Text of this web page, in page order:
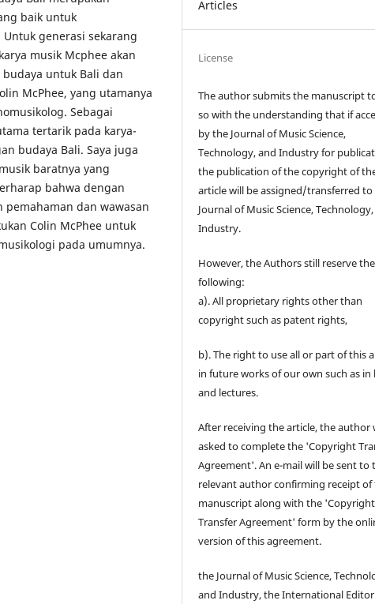
baik untuk
generasi sekarang
musik Mcphee akan
untuk Bali dan
McPhee, yang utamanya
Sebagai
tertarik pada karya-
budaya Bali. Saya juga
baratnya yang
bahwa dengan
dan wawasan
Colin McPhee untuk
pada umumnya.
Articles
License
The author submits the manuscript
so with the understanding that if
by the Journal of Music Science,
Technology, and Industry for
the publication of the copyright of
article will be assigned/transferred
Journal of Music Science,
Industry.
However, the Authors still reserve the
following:
a). All proprietary rights other than
copyright such as patent rights,
b). The right to use all or part of this
in future works of our own such as in
and lectures.
After receiving the article, the author
asked to complete the 'Copyright
Agreement'. An e-mail will be sent to
relevant author confirming receipt of
manuscript along with the 'Copyright
Transfer Agreement' form by the
version of this agreement.
the Journal of Music Science,
and Industry, the International